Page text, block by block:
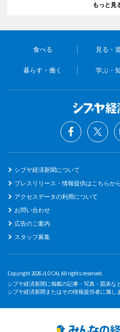
もっと見
食べる 見る・
暮らす・働く 学ぶ・
シブヤ経済新聞について
プレスリリース・情報提供はこちらから
アクセスデータの利用について
お問い合わせ
広告のご案内
スタッフ募集
Copyright 2026 JLOCAL All rights reserved.
シブヤ経済新聞に掲載の記事・写真・図表な
シブヤ経済新聞またはその情報提供者に属し